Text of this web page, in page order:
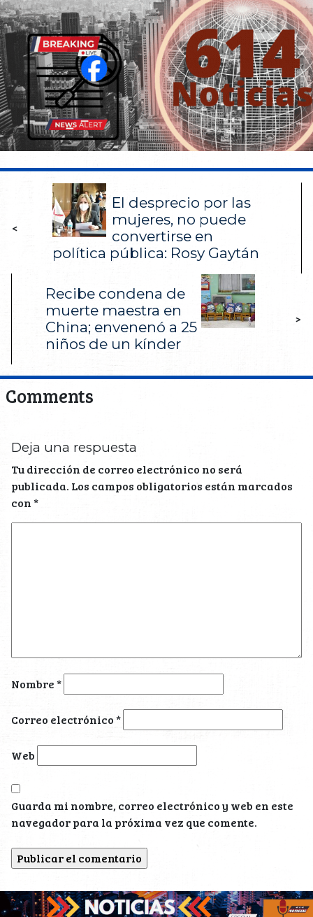
<
El desprecio por las
mujeres, no puede
convertirse en
política pública: Rosy Gaytán
Recibe condena de
muerte maestra en
China; envenenó a 25
niños de un kínder
>
Comments
Deja una respuesta
Tu dirección de correo electrónico no será
publicada. Los campos obligatorios están marcados
con*
Nombre*
Correo electrónico*
Web
Guarda mi nombre, correo electrónico y web en este
navegador para la próxima vez que comente.